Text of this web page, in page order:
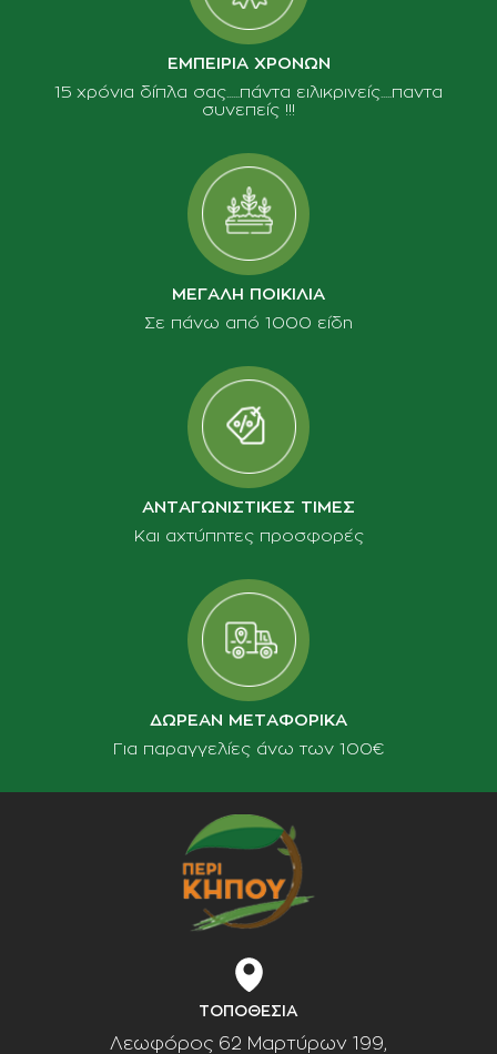
ΕΜΠΕΙΡΙΑ ΧΡΟΝΩΝ
15 χρόνια δίπλα σας......πάντα ειλικρινείς.....παντα
συνεπείς !!!
ΜΕΓΑΛΗ ΠΟΙΚΙΛΙΑ
Σε πάνω από 1000 είδη
ΑΝΤΑΓΩΝΙΣΤΙΚΕΣ ΤΙΜΕΣ
Και αχτύπητες προσφορές
ΔΩΡΕΑΝ ΜΕΤΑΦΟΡΙΚΑ
Για παραγγελίες άνω των 100€
ΤΟΠΟΘΕΣΙΑ
Λεωφόρος 62 Μαρτύρων 199,